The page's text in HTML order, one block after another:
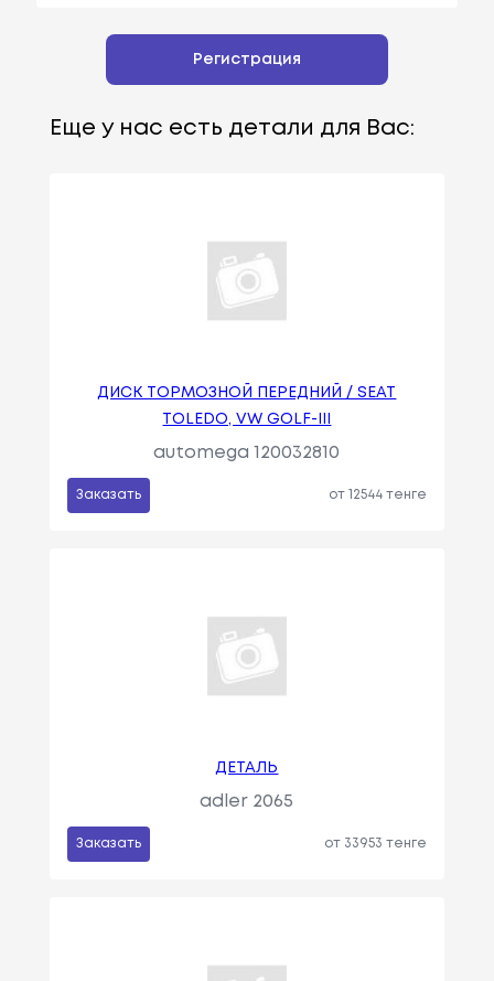
Регистрация
Еще у нас есть детали для Вас:
ДИСК ТОРМОЗНОЙ ПЕРЕДНИЙ / SEAT
TOLEDO, VW GOLF-III
automega 120032810
Заказать от 12544 тенге
ДЕТАЛЬ
adler 2065
Заказать от 33953 тенге